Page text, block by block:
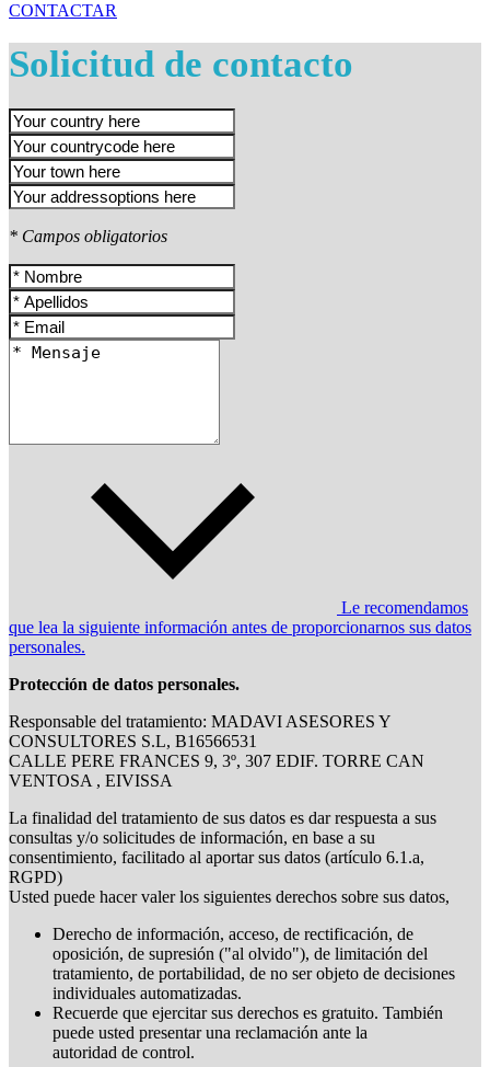
CONTACTAR
Solicitud de contacto
* Campos obligatorios
Le recomendamos
que lea la siguiente información antes de proporcionarnos sus datos
personales.
Protección de datos personales.
Responsable del tratamiento: MADAVI ASESORES Y
CONSULTORES S.L, B16566531
CALLE PERE FRANCES 9, 3º, 307 EDIF. TORRE CAN
VENTOSA , EIVISSA
La finalidad del tratamiento de sus datos es dar respuesta a sus
consultas y/o solicitudes de información, en base a su
consentimiento, facilitado al aportar sus datos (artículo 6.1.a,
RGPD)
Usted puede hacer valer los siguientes derechos sobre sus datos,
Derecho de información, acceso, de rectificación, de
oposición, de supresión ("al olvido"), de limitación del
tratamiento, de portabilidad, de no ser objeto de decisiones
individuales automatizadas.
Recuerde que ejercitar sus derechos es gratuito. También
puede usted presentar una reclamación ante la
autoridad de control.